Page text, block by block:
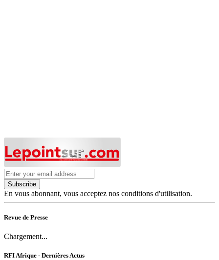
Subscribe
En vous abonnant, vous acceptez nos conditions d'utilisation.
Revue de Presse
Chargement...
RFI Afrique - Dernières Actus